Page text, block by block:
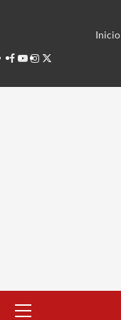
Inicio
Facebook
Youtube
Instagram
Twitter
principal